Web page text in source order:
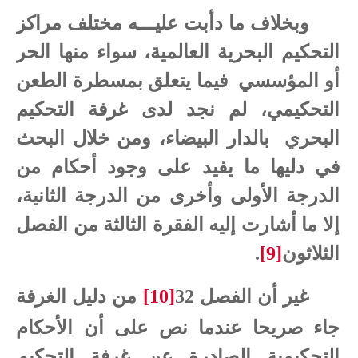
وبخلاف ما دأبت عليـــه مختلف مراكز
التحكيم البحرية العالمية، سواء منها الحر
أو المؤسسي فيما يتعلق بمسطرة الطعن
التحكيمي، لم نجد لدى غرفة التحكيم
البحري بالدار البيضاء، ومن خلال البحث
في دليها ما يفيد على وجود أحكام من
الدرجة الأولى وأخرى من الدرجة الثانية،
إلا ما أشارت إليه الفقرة الثالثة من الفصل
الثلاثون[9]
.
غير أن الفصل 32 [10] من دليل الغرفة
جاء صريحا عندما نص على أن الأحكام